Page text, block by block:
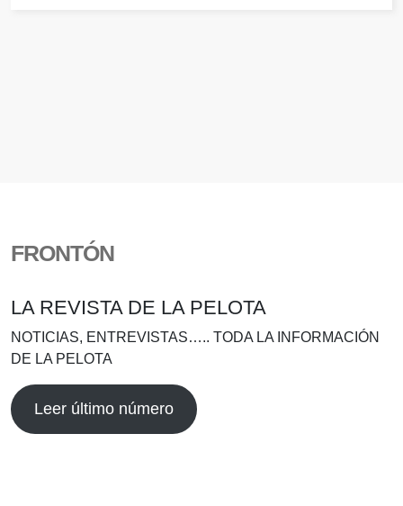
FRONTÓN
LA REVISTA DE LA PELOTA
NOTICIAS, ENTREVISTAS….. TODA LA INFORMACIÓN
DE LA PELOTA
Leer último número